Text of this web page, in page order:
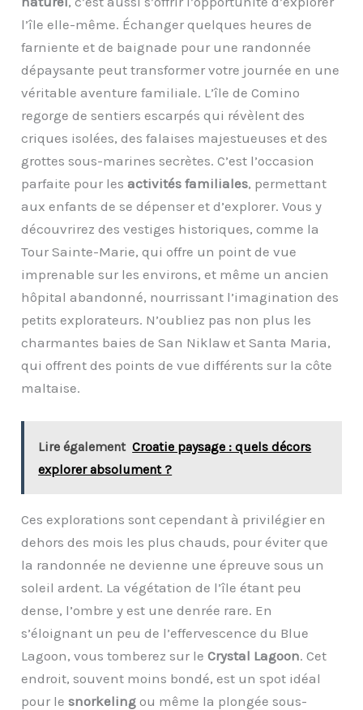
l’île elle-même. Échanger quelques heures de
farniente et de baignade pour une randonnée
dépaysante peut transformer votre journée en une
véritable aventure familiale. L’île de Comino
regorge de sentiers escarpés qui révèlent des
criques isolées, des falaises majestueuses et des
grottes sous-marines secrètes. C’est l’occasion
parfaite pour lesactivités familiales, permettant
aux enfants de se dépenser et d’explorer. Vous y
découvrirez des vestiges historiques, comme la
Tour Sainte-Marie, qui offre un point de vue
imprenable sur les environs, et même un ancien
hôpital abandonné, nourrissant l’imagination des
petits explorateurs. N’oubliez pas non plus les
charmantes baies de San Niklaw et Santa Maria,
qui offrent des points de vue différents sur la côte
maltaise.
Lire également Croatie paysage : quels décors
explorer absolument ?
Ces explorations sont cependant à privilégier en
dehors des mois les plus chauds, pour éviter que
la randonnée ne devienne une épreuve sous un
soleil ardent. La végétation de l’île étant peu
dense, l’ombre y est une denrée rare. En
s’éloignant un peu de l’effervescence du Blue
Lagoon, vous tomberez sur leCrystal Lagoon. Cet
endroit, souvent moins bondé, est un spot idéal
pour lesnorkeling ou même la plongée sous-